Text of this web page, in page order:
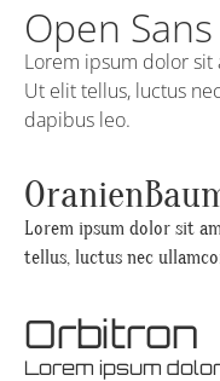
Open Sans
Lorem ipsum dolor sit
Ut elit tellus, luctus
dapibus leo.
Lorem ipsum dolor sit
tellus, luctus nec
Orbitron
Lorem ipsum